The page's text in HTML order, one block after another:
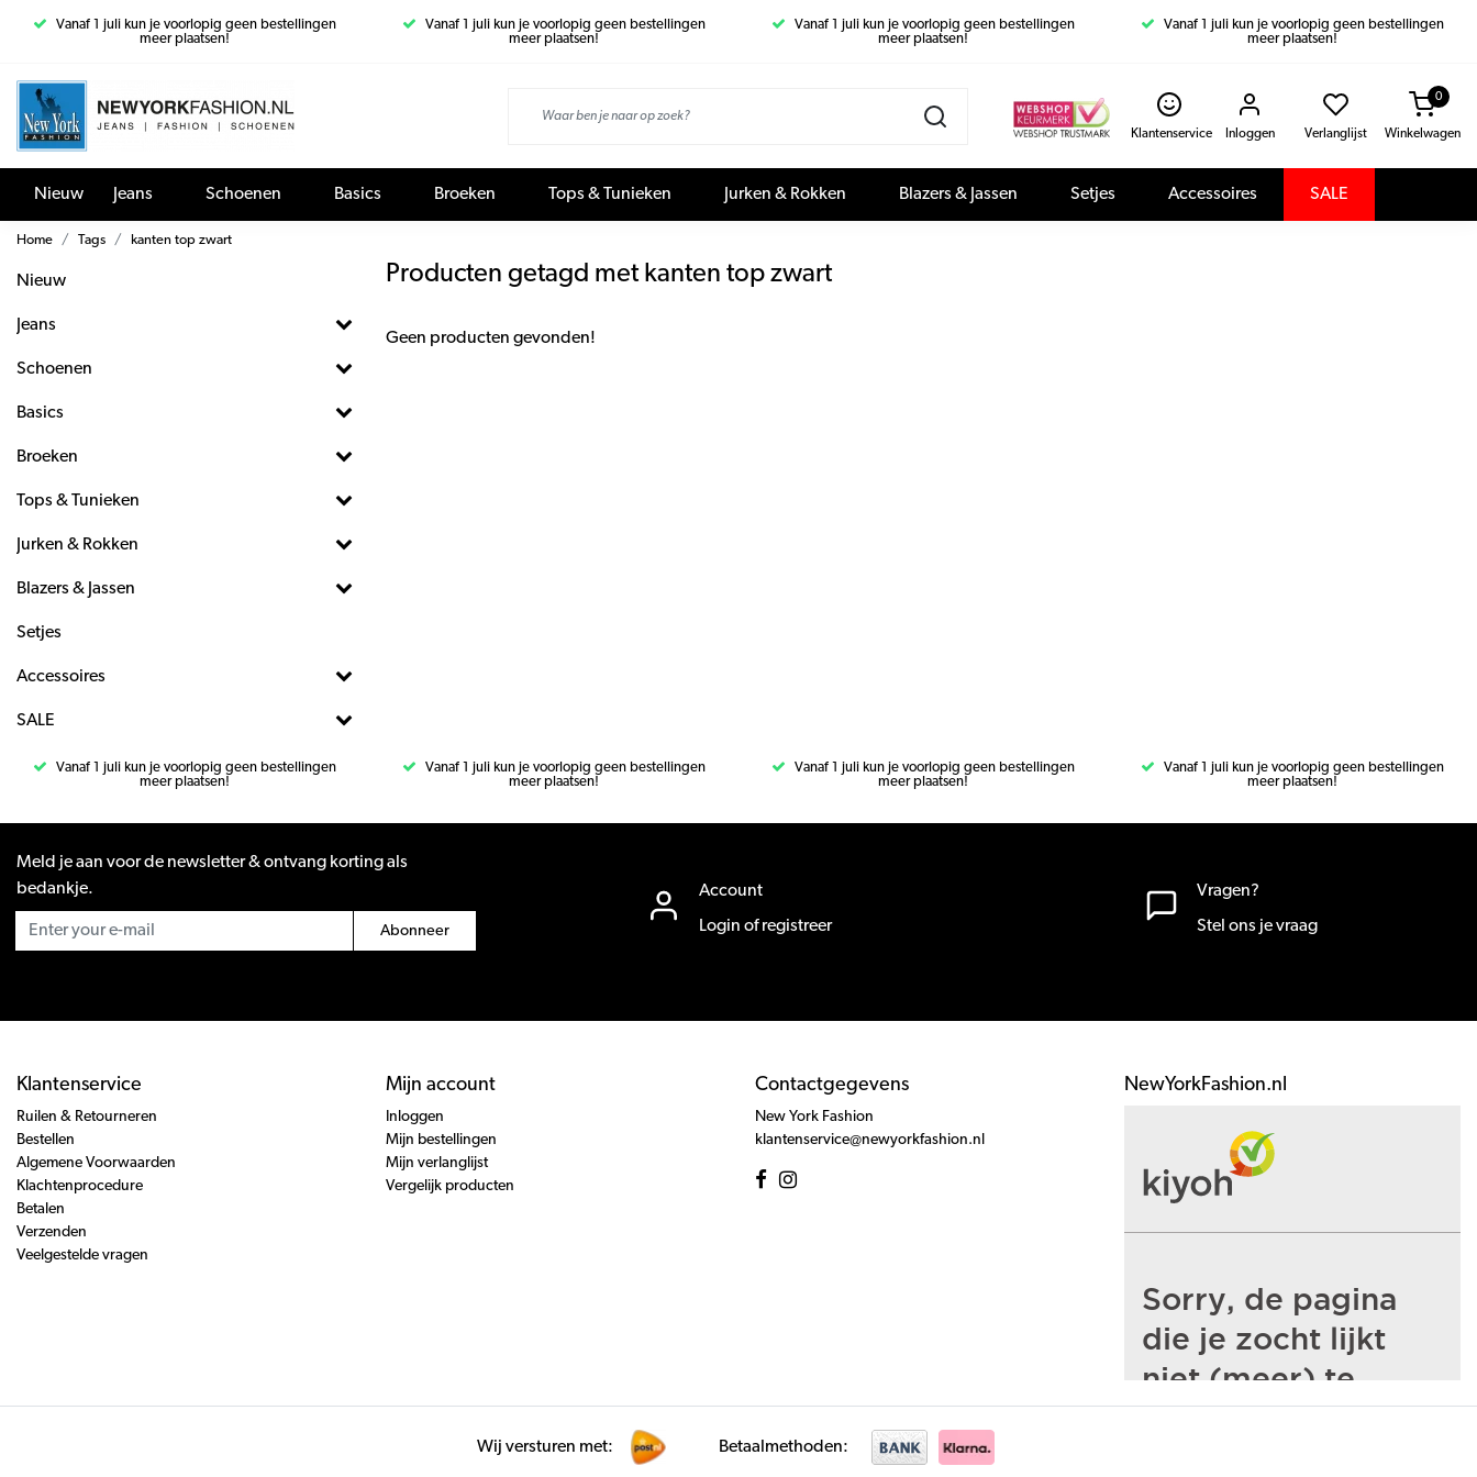
Vanaf 1 juli kun je voorlopig geen bestellingen
meer plaatsen!
Vanaf 1 juli kun je voorlopig geen bestellingen
meer plaatsen!
Vanaf 1 juli kun je voorlopig geen bestellingen
meer plaatsen!
Vanaf 1 juli kun je voorlopig geen bestellingen
meer plaatsen!
Klantenservice Inloggen Verlanglijst Winkelwagen
0
Nieuw Jeans Schoenen Basics Broeken Tops & Tunieken Jurken & Rokken Blazers & Jassen Setjes Accessoires SALE
Home Tags kanten top zwart
Nieuw
Jeans
Schoenen
Basics
Broeken
Tops & Tunieken
Jurken & Rokken
Blazers & Jassen
Setjes
Accessoires
SALE
Producten getagd met kanten top zwart
Geen producten gevonden!
Vanaf 1 juli kun je voorlopig geen bestellingen
meer plaatsen!
Vanaf 1 juli kun je voorlopig geen bestellingen
meer plaatsen!
Vanaf 1 juli kun je voorlopig geen bestellingen
meer plaatsen!
Vanaf 1 juli kun je voorlopig geen bestellingen
meer plaatsen!
Meld je aan voor de newsletter & ontvang korting als
bedankje.
Abonneer
Account
Login of registreer
Vragen?
Stel ons je vraag
Klantenservice
Ruilen & Retourneren
Bestellen
Algemene Voorwaarden
Klachtenprocedure
Betalen
Verzenden
Veelgestelde vragen
Mijn account
Inloggen
Mijn bestellingen
Mijn verlanglijst
Vergelijk producten
Contactgegevens
New York Fashion
klantenservice@newyorkfashion.nl
NewYorkFashion.nl
Wij versturen met: Betaalmethoden: